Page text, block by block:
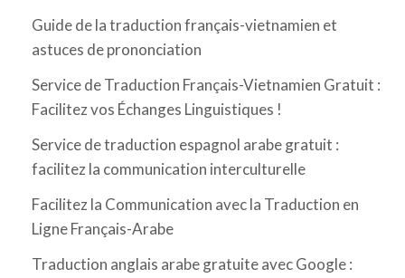
Guide de la traduction français-vietnamien et
astuces de prononciation
Service de Traduction Français-Vietnamien Gratuit :
Facilitez vos Échanges Linguistiques !
Service de traduction espagnol arabe gratuit :
facilitez la communication interculturelle
Facilitez la Communication avec la Traduction en
Ligne Français-Arabe
Traduction anglais arabe gratuite avec Google :